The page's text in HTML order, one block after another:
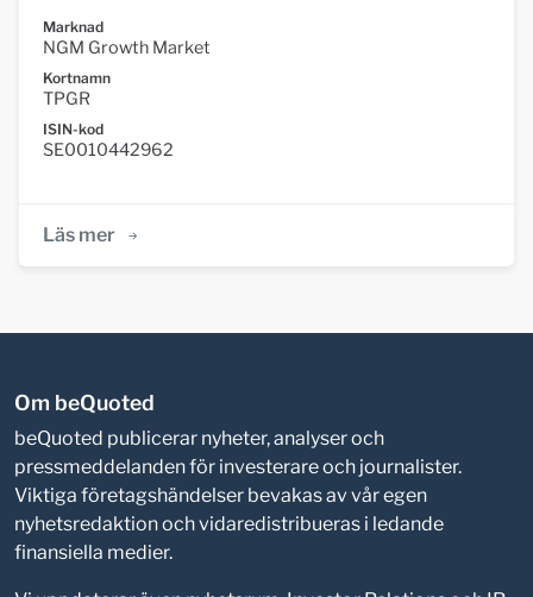
Marknad
NGM Growth Market
Kortnamn
TPGR
ISIN-kod
SE0010442962
Läs mer
Om beQuoted
beQuoted publicerar nyheter, analyser och
pressmeddelanden för investerare och journalister.
Viktiga företagshändelser bevakas av vår egen
nyhetsredaktion och vidaredistribueras i ledande
finansiella medier.